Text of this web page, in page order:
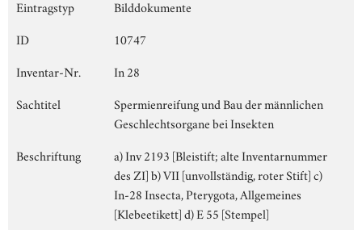
Eintragstyp
Bilddokumente
ID
10747
Inventar-Nr.
In 28
Sachtitel
Spermienreifung und Bau der männlichen
Geschlechtsorgane bei Insekten
Beschriftung
a) Inv 2193 [Bleistift; alte Inventarnummer
des ZI] b) VII [unvollständig, roter Stift] c)
In-28 Insecta, Pterygota, Allgemeines
[Klebeetikett] d) E 55 [Stempel]